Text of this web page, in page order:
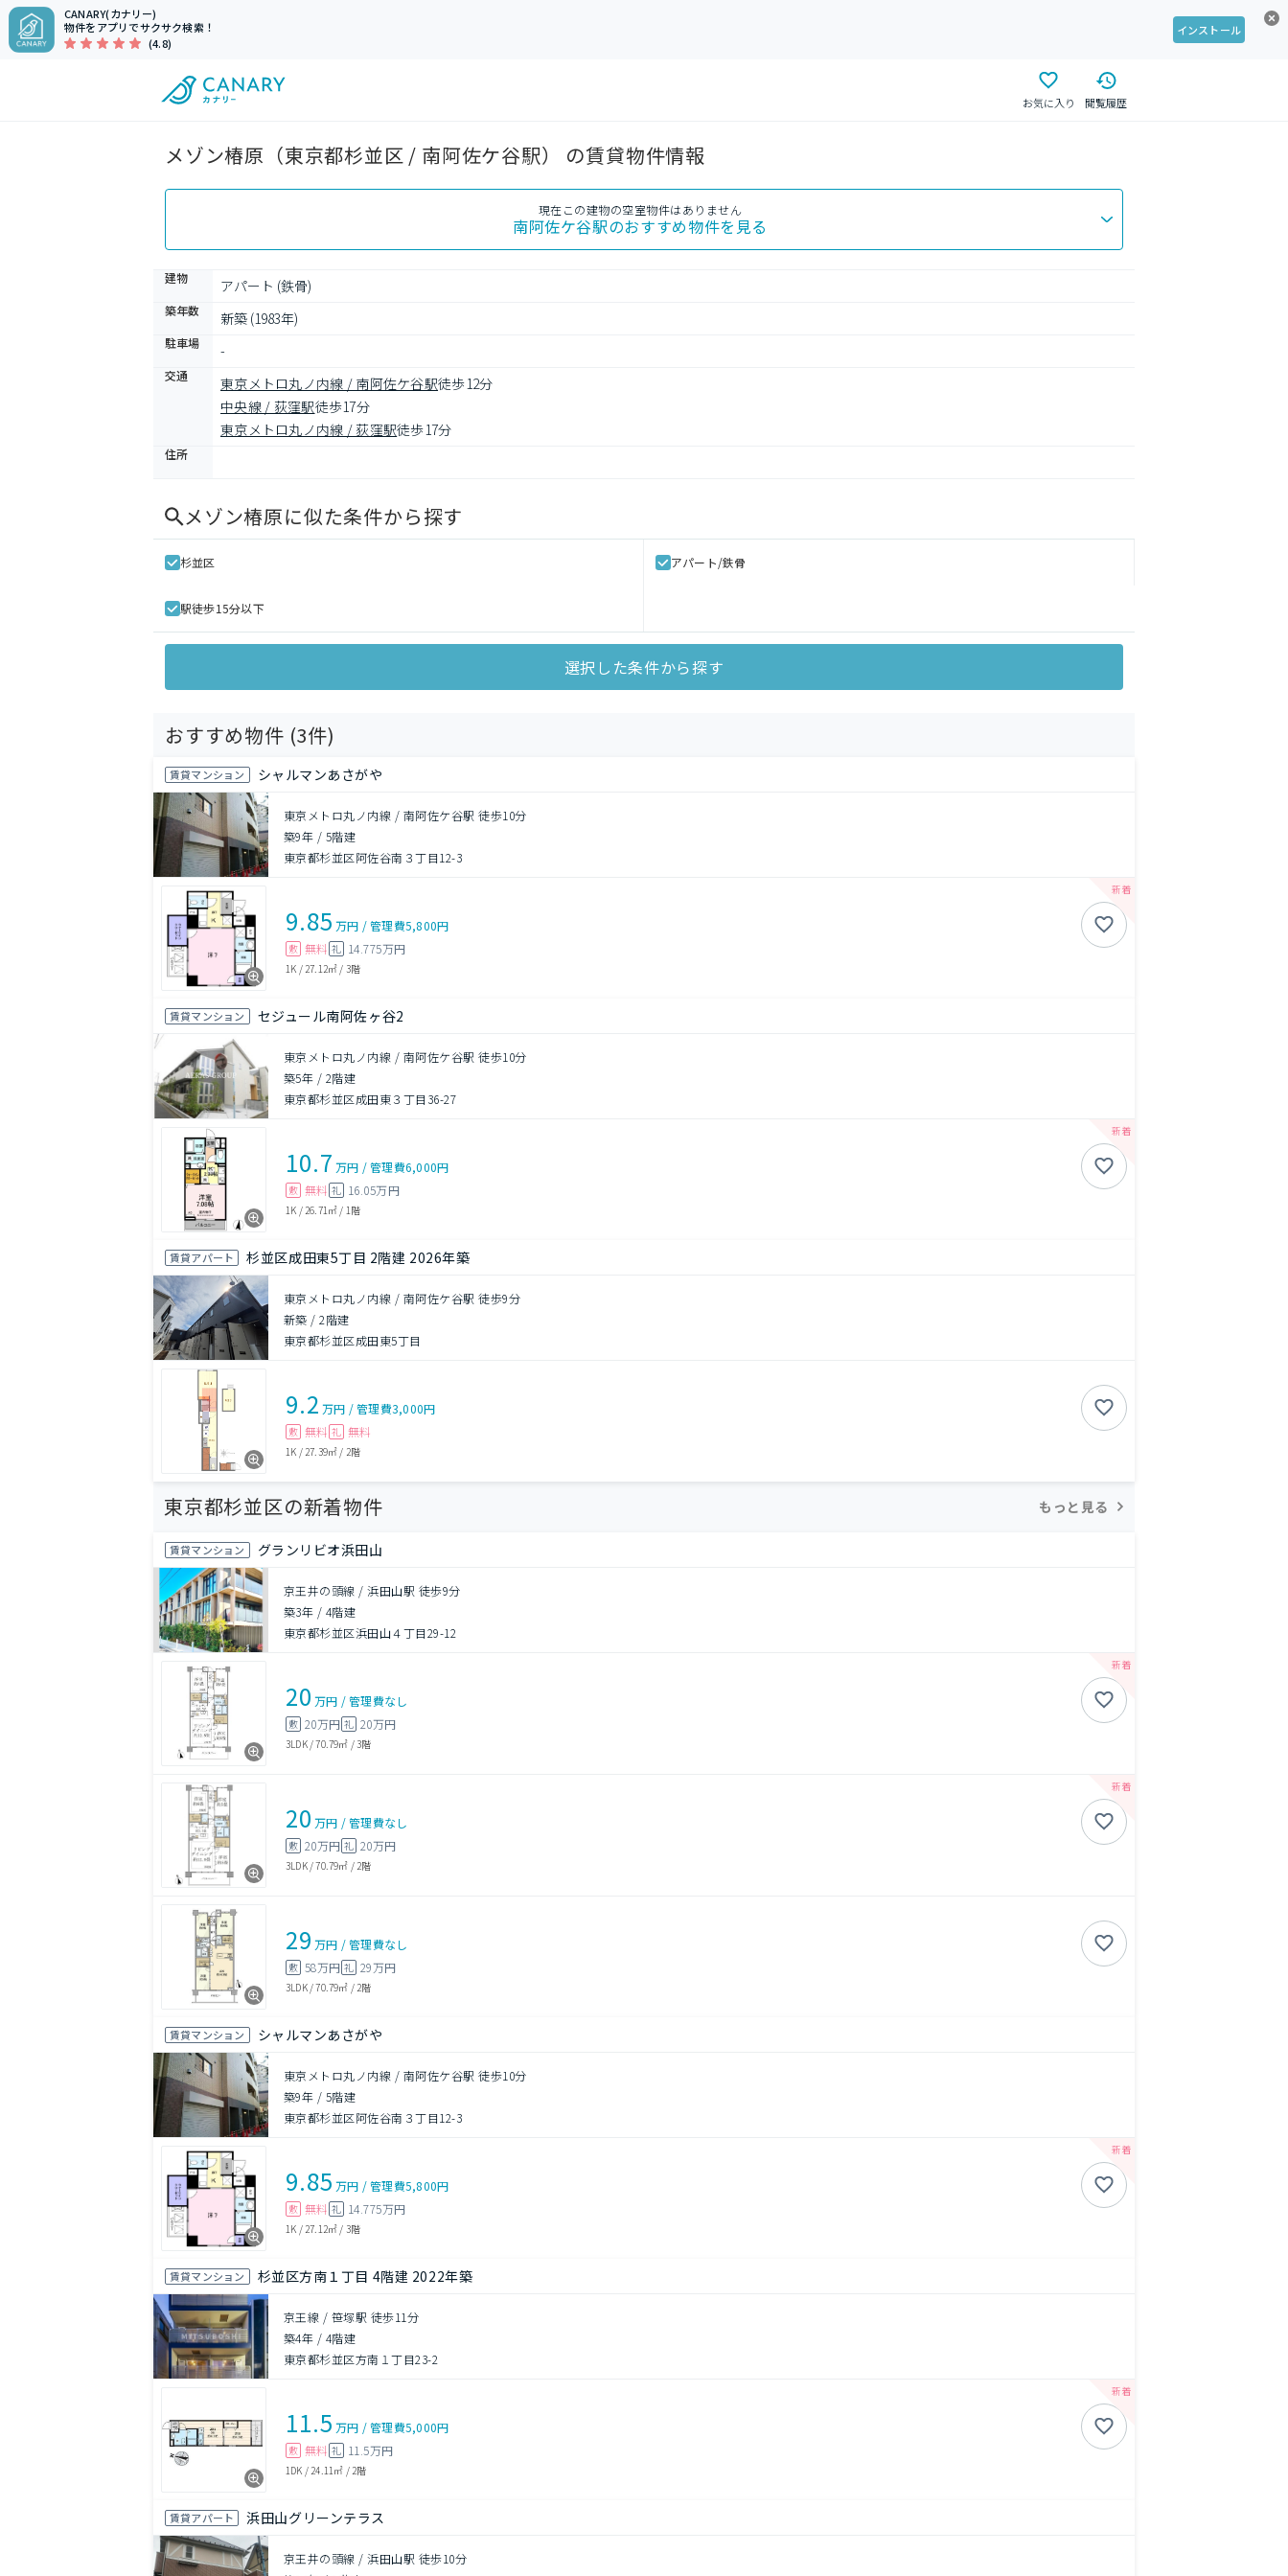
CANARY(カナリー)
物件をアプリでサクサク検索！
(4.8)
インストール
お気に入り 閲覧履歴
メゾン椿原（東京都杉並区 / 南阿佐ケ谷駅） の賃貸物件情報
現在この建物の空室物件はありません
南阿佐ケ谷駅のおすすめ物件を見る
建物 アパート (鉄骨)
築年数 新築 (1983年)
駐車場 -
交通 東京メトロ丸ノ内線 / 南阿佐ケ谷駅徒歩12分
中央線 / 荻窪駅徒歩17分
東京メトロ丸ノ内線 / 荻窪駅徒歩17分
住所
メゾン椿原に似た条件から探す
杉並区 アパート/鉄骨
駅徒歩15分以下
選択した条件から探す
おすすめ物件 (3件)
賃貸マンション シャルマンあさがや
東京メトロ丸ノ内線 / 南阿佐ケ谷駅 徒歩10分
築9年 / 5階建
東京都杉並区阿佐谷南３丁目12-3
9.85 万円 /管理費5,800円
敷 無料 礼 14.775万円
1K / 27.12㎡ / 3階
賃貸マンション セジュール南阿佐ヶ谷2
東京メトロ丸ノ内線 / 南阿佐ケ谷駅 徒歩10分
築5年 / 2階建
東京都杉並区成田東３丁目36-27
10.7 万円 /管理費6,000円
敷 無料 礼 16.05万円
1K / 26.71㎡ / 1階
賃貸アパート 杉並区成田東5丁目 2階建 2026年築
東京メトロ丸ノ内線 / 南阿佐ケ谷駅 徒歩9分
新築 /2階建
東京都杉並区成田東5丁目
9.2 万円 /管理費3,000円
敷 無料 礼 無料
1K / 27.39㎡ / 2階
東京都杉並区の新着物件 もっと見る
賃貸マンション グランリビオ浜田山
京王井の頭線 / 浜田山駅 徒歩9分
築3年 / 4階建
東京都杉並区浜田山４丁目29-12
20 万円 /管理費なし
敷 20万円 礼 20万円
3LDK/70.79㎡ /3階
20 万円 /管理費なし
敷 20万円 礼 20万円
3LDK/70.79㎡ / 2階
29 万円 /管理費なし
敷 58万円 礼 29万円
3LDK/70.79㎡ / 2階
賃貸マンション シャルマンあさがや
東京メトロ丸ノ内線 / 南阿佐ケ谷駅 徒歩10分
築9年 / 5階建
東京都杉並区阿佐谷南３丁目12-3
9.85 万円 /管理費5,800円
敷 無料 礼 14.775万円
1K / 27.12㎡ / 3階
賃貸マンション 杉並区方南１丁目 4階建 2022年築
京王線 / 笹塚駅 徒歩11分
築4年 / 4階建
東京都杉並区方南１丁目23-2
11.5 万円 /管理費5,000円
敷 無料 礼 11.5万円
1DK / 24.11㎡ / 2階
賃貸アパート 浜田山グリーンテラス
京王井の頭線 / 浜田山駅 徒歩10分